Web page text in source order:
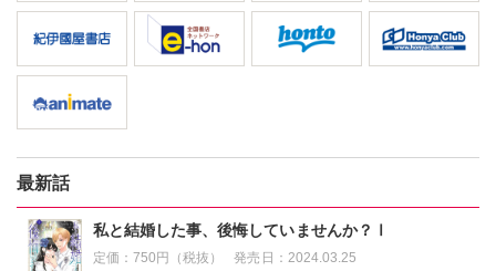
最新話
私と結婚した事、後悔していませんか？Ⅰ
定価：750円（税抜） 発売日： 2024.03.25